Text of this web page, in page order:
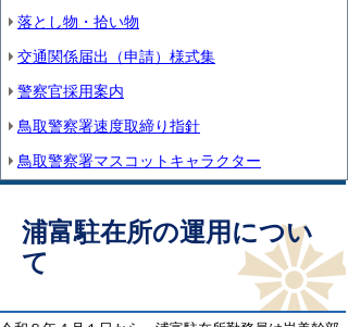
落とし物・拾い物
交通関係届出（申請）様式集
警察官採用案内
鳥取警察署速度取締り指針
鳥取警察署マスコットキャラクター
浦富駐在所の運用につい
て